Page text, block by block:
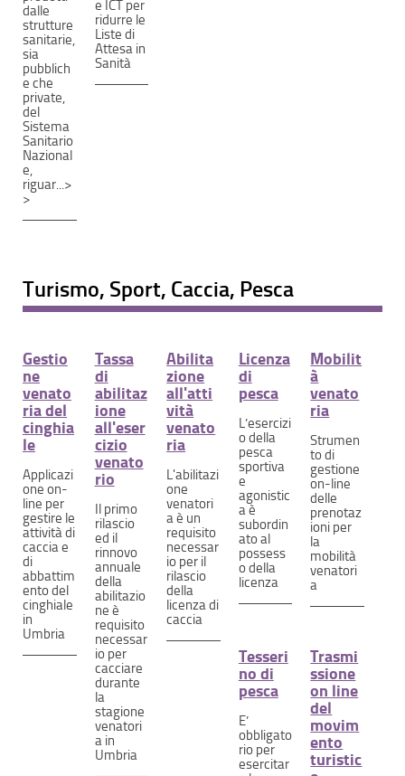
dalle
strutture
sanitarie,
sia
pubblich
e che
private,
del
Sistema
Sanitario
Nazional
e,
riguar...>
>
e ICT per
ridurre le
Liste di
Attesa in
Sanità
Turismo, Sport, Caccia, Pesca
Gestio
ne
venato
ria del
cinghia
le
Applicazi
one on-
line per
gestire le
attività di
caccia e
di
abbattim
ento del
cinghiale
in
Umbria
Tassa
di
abilitaz
ione
all'eser
cizio
venato
rio
Il primo
rilascio
ed il
rinnovo
annuale
della
abilitazio
ne è
requisito
necessar
io per
cacciare
durante
la
stagione
venatori
a in
Umbria
Abilita
zione
all'atti
vità
venato
ria
L'abilitazi
one
venatori
a è un
requisito
necessar
io per il
rilascio
della
licenza di
caccia
Licenza
di
pesca
L’esercizi
o della
pesca
sportiva
e
agonistic
a è
subordin
ato al
possess
o della
licenza
Mobilit
à
venato
ria
Strumen
to di
gestione
on-line
delle
prenotaz
ioni per
la
mobilità
venatori
a
Tesseri
no di
pesca
E’
obbligato
rio per
esercitar
Trasmi
ssione
on line
del
movim
ento
turistic